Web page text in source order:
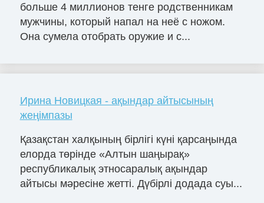
больше 4 миллионов тенге родственникам
мужчины, который напал на неё с ножом.
Она сумела отобрать оружие и с...
Ирина Новицкая - ақындар айтысының
жеңімпазы
Қазақстан халқының бірлігі күні қарсаңында
елорда төрінде «Алтын шаңырақ»
республикалық этносаралық ақындар
айтысы мәресіне жетті. Дүбірлі додада суы...